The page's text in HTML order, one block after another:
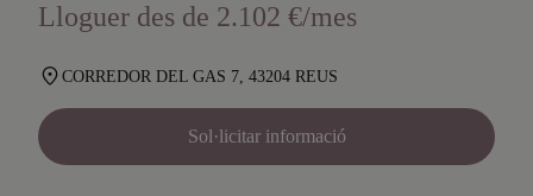
Lloguer des de 2.102 €/mes
CORREDOR DEL GAS 7, 43204 REUS
Sol·licitar informació